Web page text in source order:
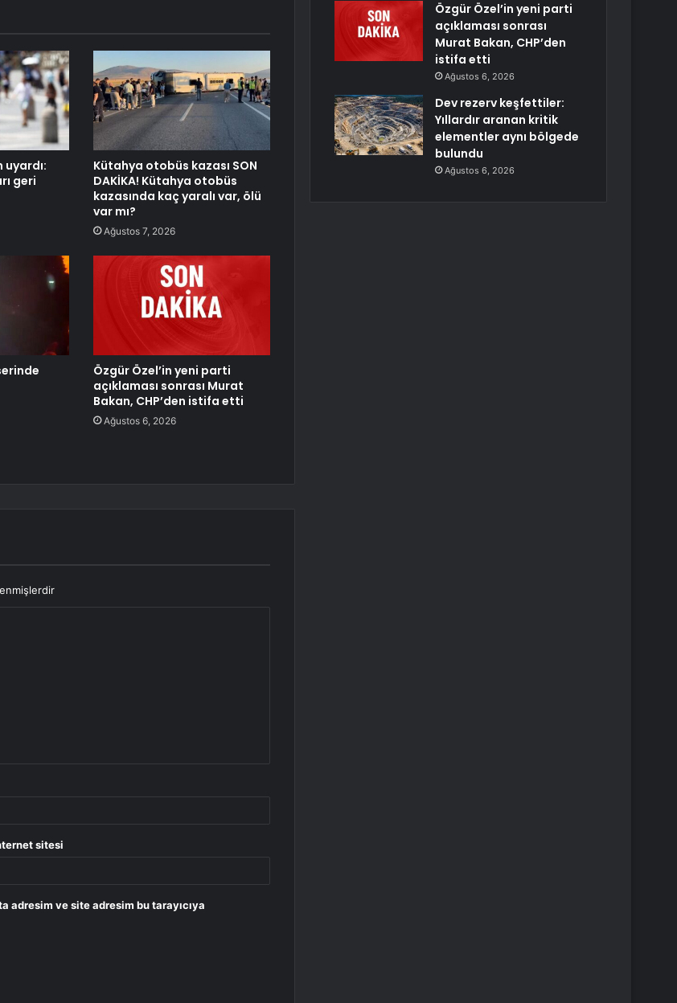
uyardı:
geri
Kütahya otobüs kazası SON
DAKİKA! Kütahya otobüs
kazasında kaç yaralı var, ölü
var mı?
Ağustos 7, 2026
Özgür Özel’in yeni parti
açıklaması sonrası Murat
Bakan, CHP’den istifa etti
Ağustos 6, 2026
sitesi
adresim ve site adresim bu tarayıcıya
Özgür Özel’in yeni parti
açıklaması sonrası
Murat Bakan, CHP’den
istifa etti
Ağustos 6, 2026
Dev rezerv keşfettiler:
Yıllardır aranan kritik
elementler aynı bölgede
bulundu
Ağustos 6, 2026